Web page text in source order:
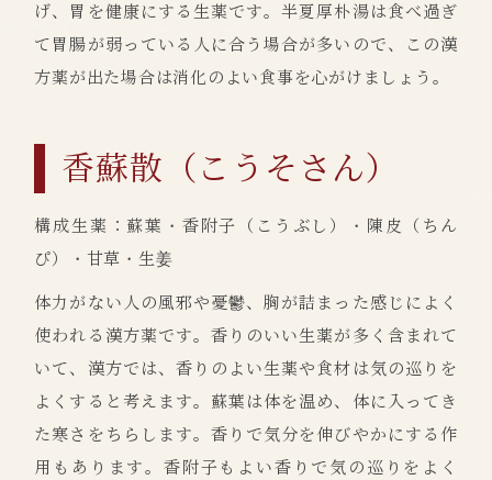
げ、胃を健康にする生薬です。半夏厚朴湯は食べ過ぎ
て胃腸が弱っている人に合う場合が多いので、この漢
方薬が出た場合は消化のよい食事を心がけましょう。
香蘇散（こうそさん）
構成生薬：蘇葉・香附子（こうぶし）・陳皮（ちん
ぴ）・甘草・生姜
体力がない人の風邪や憂鬱、胸が詰まった感じによく
使われる漢方薬です。香りのいい生薬が多く含まれて
いて、漢方では、香りのよい生薬や食材は気の巡りを
よくすると考えます。蘇葉は体を温め、体に入ってき
た寒さをちらします。香りで気分を伸びやかにする作
用もあります。香附子もよい香りで気の巡りをよく